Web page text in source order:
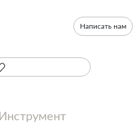
Написать нам
Инструмент